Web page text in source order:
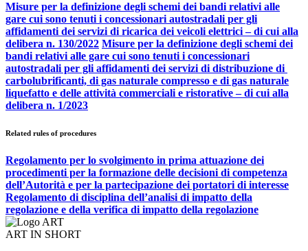
Misure per la definizione degli schemi dei bandi relativi alle
gare cui sono tenuti i concessionari autostradali per gli
affidamenti dei servizi di ricarica dei veicoli elettrici – di cui alla
delibera n. 130/2022 Misure per la definizione degli schemi dei
bandi relativi alle gare cui sono tenuti i concessionari
autostradali per gli affidamenti dei servizi di distribuzione di
carbolubrificanti, di gas naturale compresso e di gas naturale
liquefatto e delle attività commerciali e ristorative – di cui alla
delibera n. 1/2023
Related rules of procedures
Regolamento per lo svolgimento in prima attuazione dei
procedimenti per la formazione delle decisioni di competenza
dell’Autorità e per la partecipazione dei portatori di interesse
Regolamento di disciplina dell’analisi di impatto della
regolazione e della verifica di impatto della regolazione
ART IN SHORT